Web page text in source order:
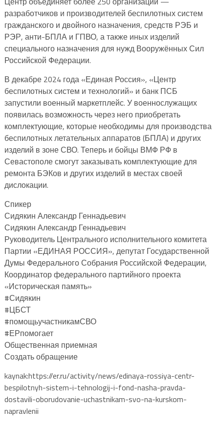
разработчиков и производителей беспилотных систем
гражданского и двойного назначения, средств РЭБ и
РЭР, анти-БПЛА и ГПВО, а также иных изделий
специального назначения для нужд Вооружённых Сил
Российской Федерации.
В декабре 2024 года «Единая Россия», «Центр
беспилотных систем и технологий» и банк ПСБ
запустили военный маркетплейс. У военнослужащих
появилась возможность через него приобретать
комплектующие, которые необходимы для производства
беспилотных летательных аппаратов (БПЛА) и других
изделий в зоне СВО. Теперь и бойцы ВМФ РФ в
Севастополе смогут заказывать комплектующие для
ремонта БЭКов и других изделий в местах своей
дислокации.
Спикер
Сидякин Александр Геннадьевич
Сидякин Александр Геннадьевич
Руководитель Центрального исполнительного комитета
Партии «ЕДИНАЯ РОССИЯ», депутат Государственной
Думы Федерального Собрания Российской Федерации,
Координатор федерального партийного проекта
«Историческая память»
#Сидякин
#ЦБСТ
#помощьучастникамСВО
#ЕРпомогает
Общественная приемная
Создать обращение
kaynak:https://er.ru/activity/news/edinaya-rossiya-centr-
bespilotnyh-sistem-i-tehnologij-i-fond-nasha-pravda-
dostavili-oborudovanie-uchastnikam-svo-na-kurskom-
napravlenii